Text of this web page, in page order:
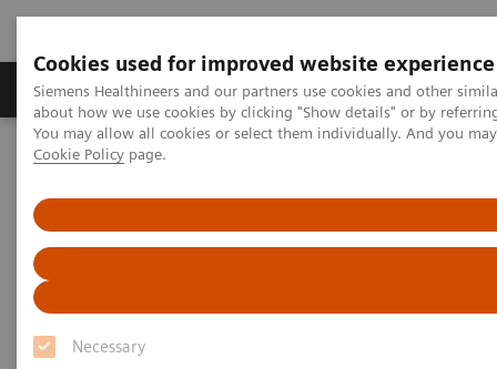
Cookies used for improved website experience
Siemens Healthineers and our partners use cookies and other
about how we use cookies by clicking "Show details" or by
You may allow all cookies or select them individually. And you
Cookie Policy page.
Necessary
Zobrazovací technika Laboratorní diagnostika
Home Clinical Fields
Surgical Disciplines
This section features a selection of scientific papers
and clinical cases from cardiac, pediatric, vascular,